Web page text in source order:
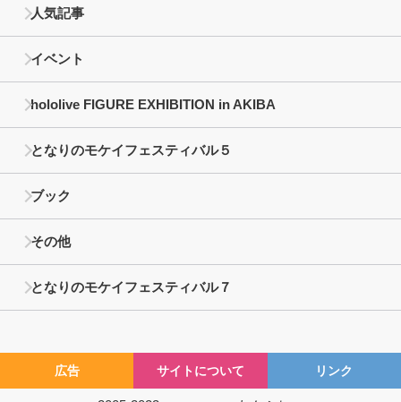
人気記事
イベント
hololive FIGURE EXHIBITION in AKIBA
となりのモケイフェスティバル５
ブック
その他
となりのモケイフェスティバル７
広告 サイトについて リンク